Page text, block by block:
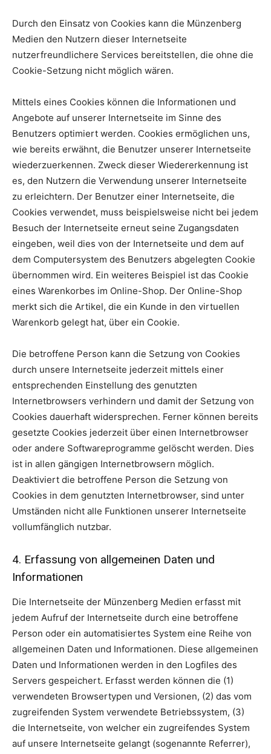
Durch den Einsatz von Cookies kann die Münzenberg
Medien den Nutzern dieser Internetseite
nutzerfreundlichere Services bereitstellen, die ohne die
Cookie-Setzung nicht möglich wären.
Mittels eines Cookies können die Informationen und
Angebote auf unserer Internetseite im Sinne des
Benutzers optimiert werden. Cookies ermöglichen uns,
wie bereits erwähnt, die Benutzer unserer Internetseite
wiederzuerkennen. Zweck dieser Wiedererkennung ist
es, den Nutzern die Verwendung unserer Internetseite
zu erleichtern. Der Benutzer einer Internetseite, die
Cookies verwendet, muss beispielsweise nicht bei jedem
Besuch der Internetseite erneut seine Zugangsdaten
eingeben, weil dies von der Internetseite und dem auf
dem Computersystem des Benutzers abgelegten Cookie
übernommen wird. Ein weiteres Beispiel ist das Cookie
eines Warenkorbes im Online-Shop. Der Online-Shop
merkt sich die Artikel, die ein Kunde in den virtuellen
Warenkorb gelegt hat, über ein Cookie.
Die betroffene Person kann die Setzung von Cookies
durch unsere Internetseite jederzeit mittels einer
entsprechenden Einstellung des genutzten
Internetbrowsers verhindern und damit der Setzung von
Cookies dauerhaft widersprechen. Ferner können bereits
gesetzte Cookies jederzeit über einen Internetbrowser
oder andere Softwareprogramme gelöscht werden. Dies
ist in allen gängigen Internetbrowsern möglich.
Deaktiviert die betroffene Person die Setzung von
Cookies in dem genutzten Internetbrowser, sind unter
Umständen nicht alle Funktionen unserer Internetseite
vollumfänglich nutzbar.
4. Erfassung von allgemeinen Daten und
Informationen
Die Internetseite der Münzenberg Medien erfasst mit
jedem Aufruf der Internetseite durch eine betroffene
Person oder ein automatisiertes System eine Reihe von
allgemeinen Daten und Informationen. Diese allgemeinen
Daten und Informationen werden in den Logfiles des
Servers gespeichert. Erfasst werden können die (1)
verwendeten Browsertypen und Versionen, (2) das vom
zugreifenden System verwendete Betriebssystem, (3)
die Internetseite, von welcher ein zugreifendes System
auf unsere Internetseite gelangt (sogenannte Referrer),